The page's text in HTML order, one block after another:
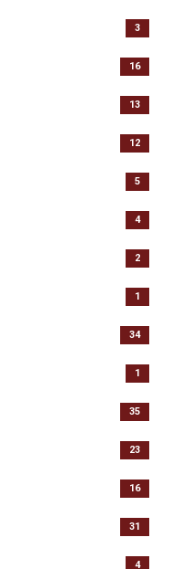
3
16
13
12
5
4
2
1
34
1
35
23
16
31
4